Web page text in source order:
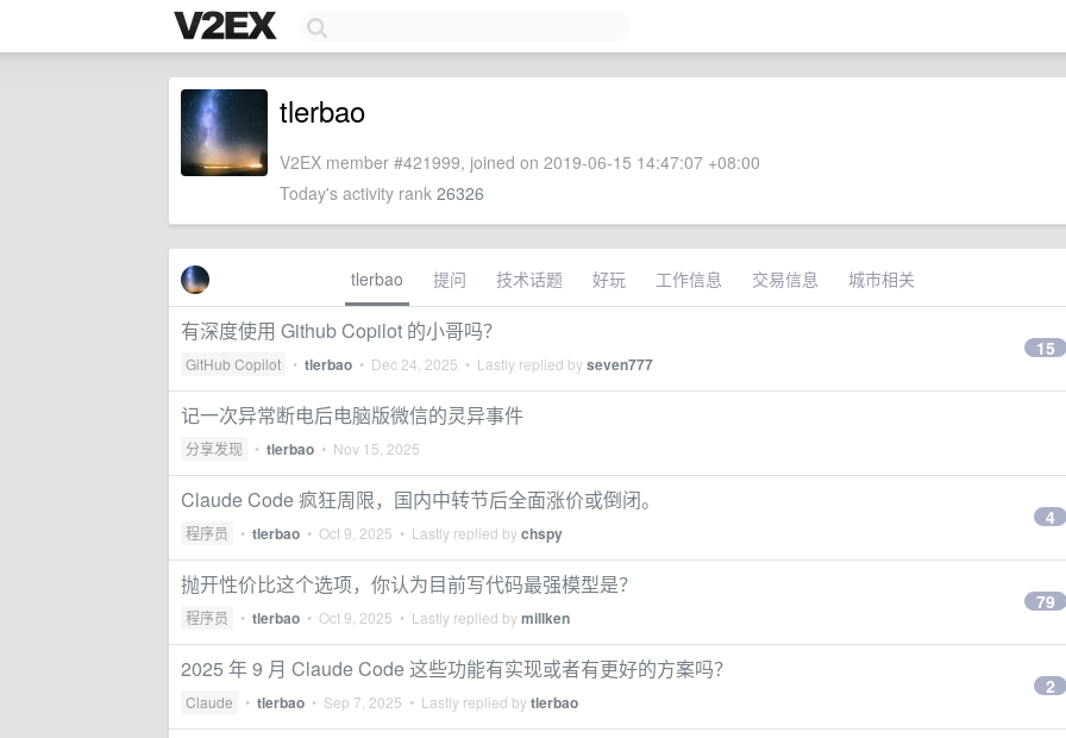
tlerbao
V2EX member #421999, joined on 2019-06-15 14:47:07 +08:00
Today's activity rank 26326
tlerbao 提问 技术话题 好玩 工作信息 交易信息 城市相关
有深度使用 Github Copilot 的小哥吗？
GitHub Copilot • tlerbao • Dec 24, 2025 • Lastly replied byseven777
15
记一次异常断电后电脑版微信的灵异事件
分享发现 • tlerbao • Nov 15, 2025
Claude Code 疯狂周限，国内中转节后全面涨价或倒闭。
程序员 • tlerbao • Oct 9, 2025 • Lastly replied bychspy
4
抛开性价比这个选项，你认为目前写代码最强模型是？
程序员 • tlerbao • Oct 9, 2025 • Lastly replied bymillken
79
2025 年 9 月 Claude Code 这些功能有实现或者有更好的方案吗？
Claude • tlerbao • Sep 7, 2025 • Lastly replied bytlerbao
2